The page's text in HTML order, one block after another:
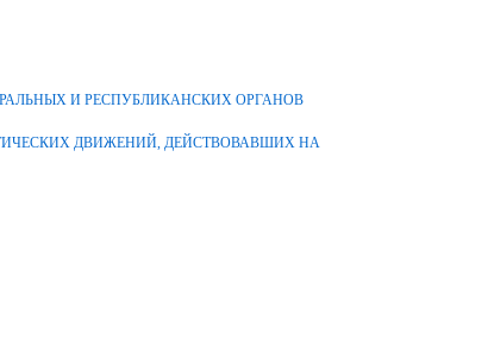
И РЕСПУБЛИКАНСКИХ ОРГАНОВ
ДВИЖЕНИЙ, ДЕЙСТВОВАВШИХ НА